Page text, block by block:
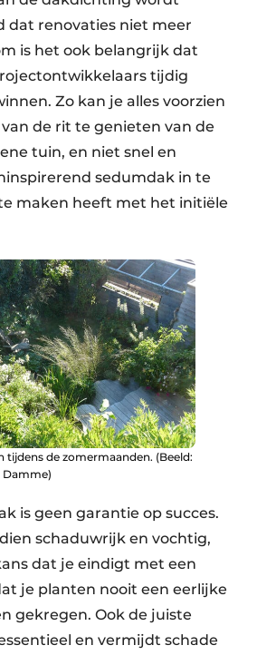
dat renovaties niet meer
is het ook belangrijk dat
tijdig
Zo kan je alles voorzien
de rit te genieten van de
tuin, en niet snel en
sedumdak in te
maken heeft met het initiële
tijdens de zomermaanden. (Beeld:
Damme)
is geen garantie op succes.
schaduwrijk en vochtig,
dat je eindigt met een
je planten nooit een eerlijke
gekregen. Ook de juiste
en vermijdt schade